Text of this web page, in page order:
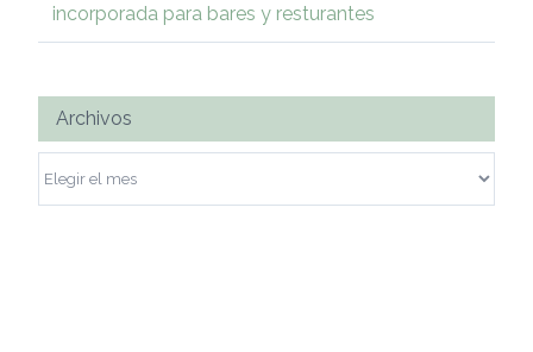
incorporada para bares y resturantes
Archivos